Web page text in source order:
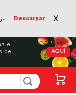
Descargar X
el
de
AQUÍ